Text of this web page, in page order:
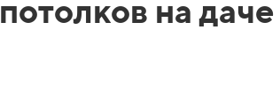
потолков на даче